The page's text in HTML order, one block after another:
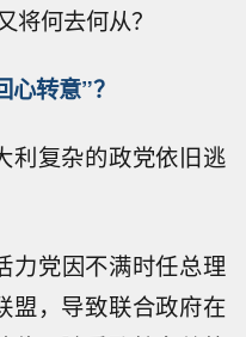
将何去何从？
转意”？
利复杂的政党依旧逃
力党因不满时任总理
盟，导致联合政府在